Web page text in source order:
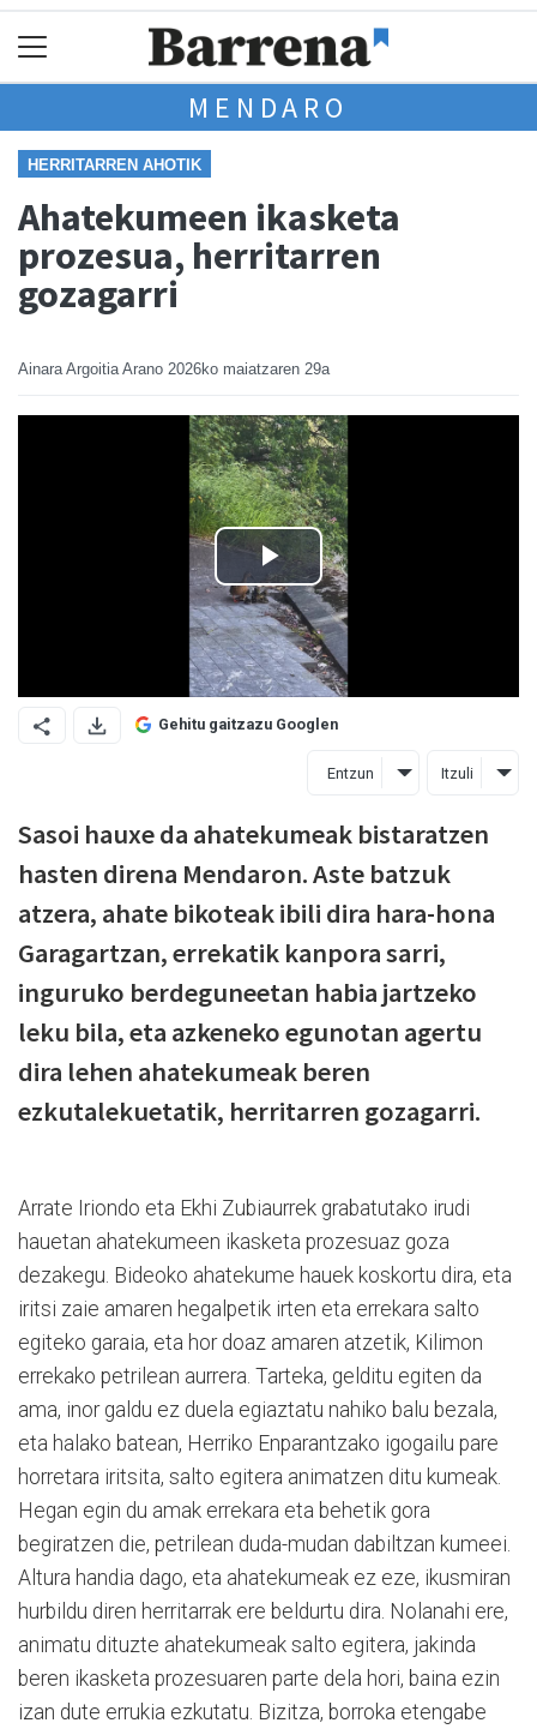
MENDARO
HERRITARREN AHOTIK
Ahatekumeen ikasketa
prozesua, herritarren
gozagarri
Ainara Argoitia Arano 2026ko maiatzaren 29a
Gehitu gaitzazu Googlen
Entzun Itzuli
Sasoi hauxe da ahatekumeak bistaratzen
hasten direna Mendaron. Aste batzuk
atzera, ahate bikoteak ibili dira hara-hona
Garagartzan, errekatik kanpora sarri,
inguruko berdeguneetan habia jartzeko
leku bila, eta azkeneko egunotan agertu
dira lehen ahatekumeak beren
ezkutalekuetatik, herritarren gozagarri.
Arrate Iriondo eta Ekhi Zubiaurrek grabatutako irudi
hauetan ahatekumeen ikasketa prozesuaz goza
dezakegu. Bideoko ahatekume hauek koskortu dira, eta
iritsi zaie amaren hegalpetik irten eta errekara salto
egiteko garaia, eta hor doaz amaren atzetik, Kilimon
errekako petrilean aurrera. Tarteka, gelditu egiten da
ama, inor galdu ez duela egiaztatu nahiko balu bezala,
eta halako batean, Herriko Enparantzako igogailu pare
horretara iritsita, salto egitera animatzen ditu kumeak.
Hegan egin du amak errekara eta behetik gora
begiratzen die, petrilean duda-mudan dabiltzan kumeei.
Altura handia dago, eta ahatekumeak ez eze, ikusmiran
hurbildu diren herritarrak ere beldurtu dira. Nolanahi ere,
animatu dituzte ahatekumeak salto egitera, jakinda
beren ikasketa prozesuaren parte dela hori, baina ezin
izan dute errukia ezkutatu. Bizitza, borroka etengabe